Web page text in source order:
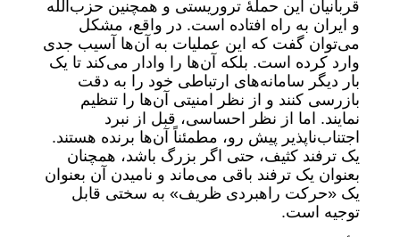
قربانیان این حملۀ تروریستی و همچنین حزب‌الله
و ایران به راه افتاده است. در واقع، مشکل
می‌توان گفت که این عملیات به آن‌ها آسیب جدی
وارد کرده است. بلکه آن‌ها را وادار می‌کند تا یک
بار دیگر سامانه‌های ارتباطی خود را به دقت
بازرسی کنند و از نظر امنیتی آن‌ها را تنظیم
نمایند. اما از نظر احساسی، قبل از نبرد
اجتناب‌ناپذیر پیش رو، مطمئناً آن‌ها برنده هستند.
یک ترفند کثیف، حتی اگر بزرگ باشد، همچنان
بعنوان یک ترفند باقی می‌ماند و نامیدن آن بعنوان
یک «حرکت راهبردی ظریف» به سختی قابل
توجیه است.